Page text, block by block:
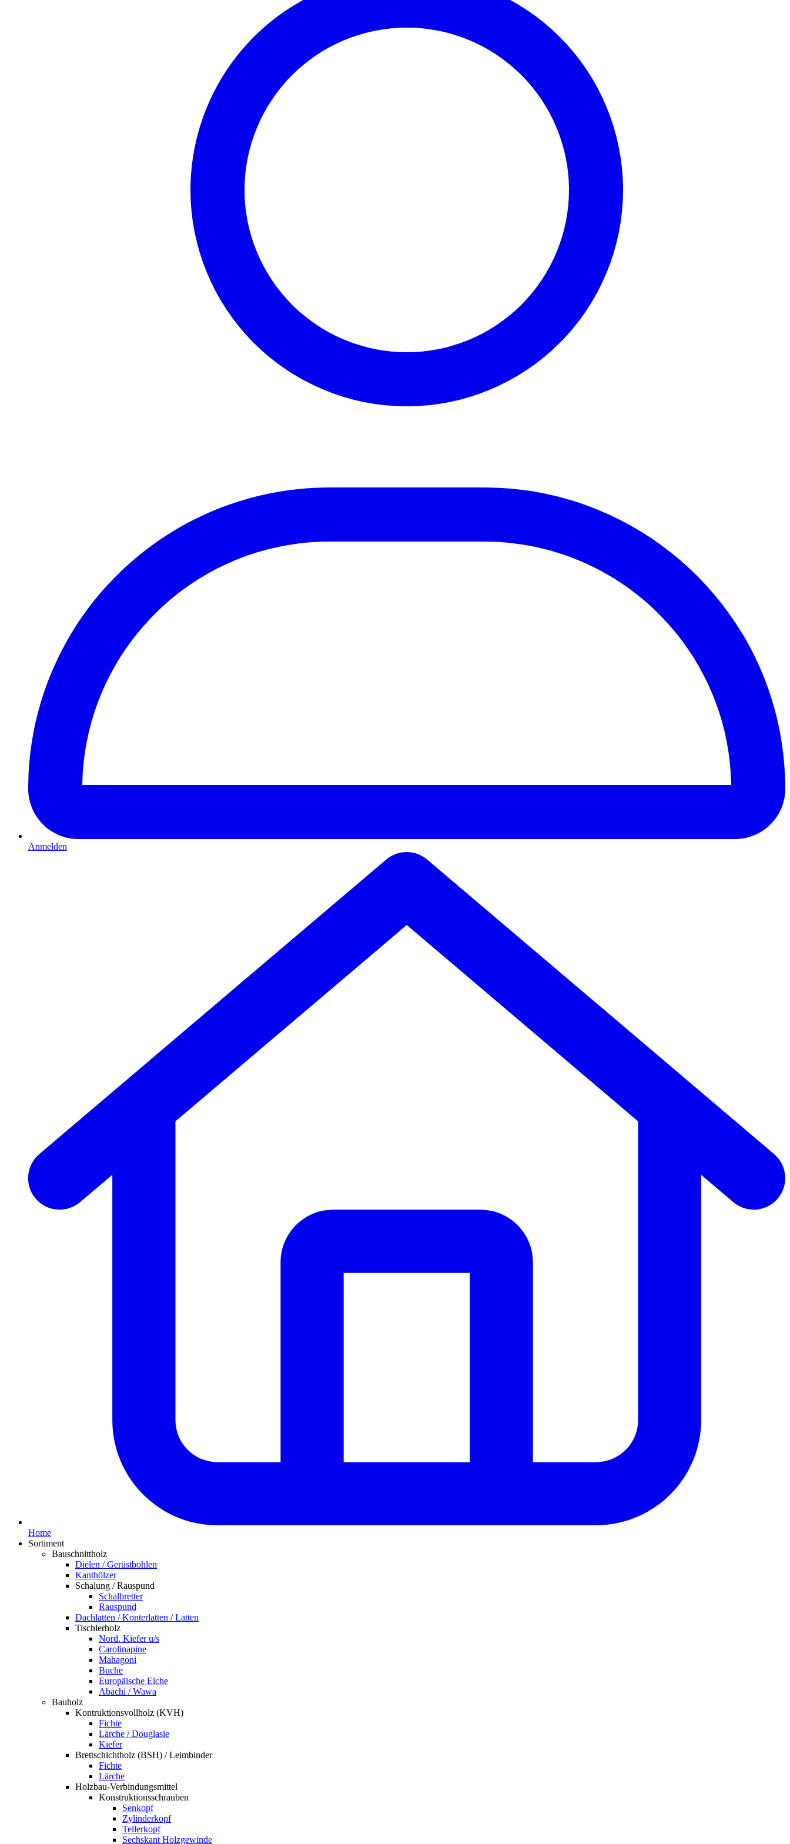
Anmelden
Home
Sortiment
Bauschnittholz
Dielen / Gerüstbohlen
Kanthölzer
Schalung / Rauspund
Schalbretter
Rauspund
Dachlatten / Konterlatten / Latten
Tischlerholz
Nord. Kiefer u/s
Carolinapine
Mahagoni
Buche
Europäische Eiche
Abachi / Wawa
Bauholz
Kontruktionsvollholz (KVH)
Fichte
Lärche / Douglasie
Kiefer
Brettschichtholz (BSH) / Leimbinder
Fichte
Lärche
Holzbau-Verbindungsmittel
Konstruktionsschrauben
Senkopf
Zylinderkopf
Tellerkopf
Sechskant Holzgewinde